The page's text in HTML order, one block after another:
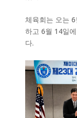
체육회는 오는
하고 6월 14일
다.